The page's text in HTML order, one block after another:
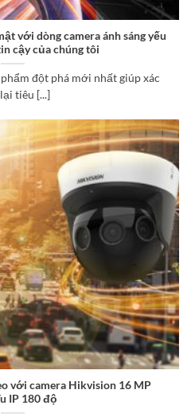
với dòng camera ánh sáng yếu
cậy của chúng tôi
đột phá mới nhất giúp xác
tiêu [...]
với camera Hikvision 16 MP
IP 180 độ